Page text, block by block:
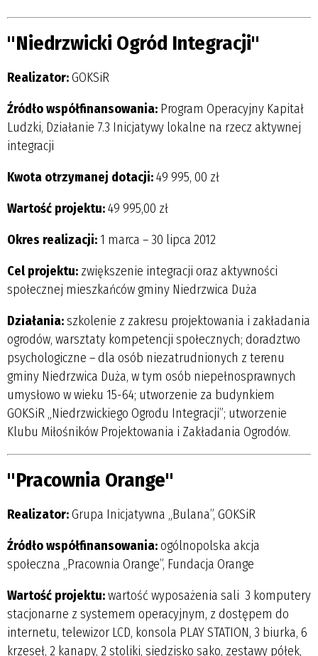
"Niedrzwicki Ogród Integracji"
Realizator:GOKSiR
Źródło współfinansowania: Program Operacyjny Kapitał
Ludzki, Działanie 7.3 Inicjatywy lokalne na rzecz aktywnej
integracji
Kwota otrzymanej dotacji:49 995, 00 zł
Wartość projektu:49 995,00 zł
Okres realizacji: 1 marca – 30 lipca 2012
Cel projektu: zwiększenie integracji oraz aktywności
społecznej mieszkańców gminy Niedrzwica Duża
Działania:szkolenie z zakresu projektowania i zakładania
ogrodów, warsztaty kompetencji społecznych; doradztwo
psychologiczne – dla osób niezatrudnionych z terenu
gminy Niedrzwica Duża, w tym osób niepełnosprawnych
umysłowo w wieku 15-64; utworzenie za budynkiem
GOKSiR „Niedrzwickiego Ogrodu Integracji”; utworzenie
Klubu Miłośników Projektowania i Zakładania Ogrodów.
"Pracownia Orange"
Realizator:Grupa Inicjatywna „Bulana”, GOKSiR
Źródło współfinansowania:ogólnopolska akcja
społeczna „Pracownia Orange”, Fundacja Orange
Wartość projektu:wartość wyposażenia sali ­ 3 komputery
stacjonarne z systemem operacyjnym, z dostępem do
internetu, telewizor LCD, konsola PLAY STATION, 3 biurka, 6
krzeseł, 2 kanapy, 2 stoliki, siedzisko sako, zestawy półek,